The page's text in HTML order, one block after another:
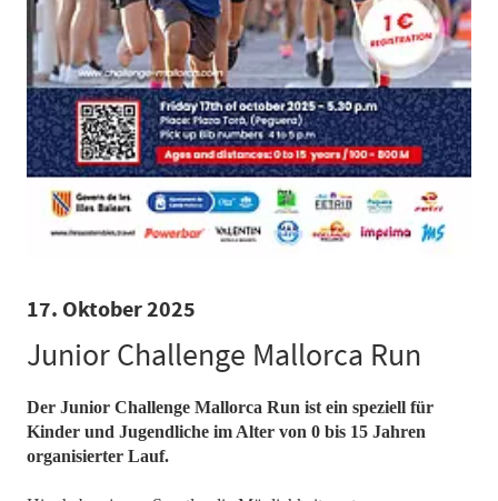
17. Oktober 2025
Junior Challenge Mallorca Run
Der Junior Challenge Mallorca Run ist ein speziell für
Kinder und Jugendliche im Alter von 0 bis 15 Jahren
organisierter Lauf.